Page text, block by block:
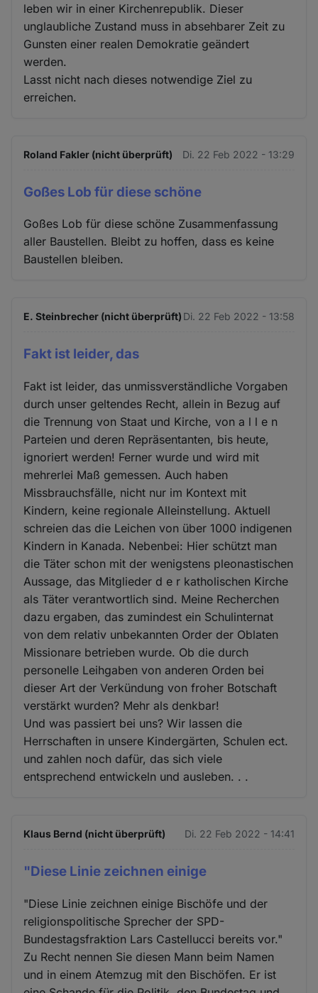
leben wir in einer Kirchenrepublik. Dieser
unglaubliche Zustand muss in absehbarer Zeit zu
Gunsten einer realen Demokratie geändert
werden.
Lasst nicht nach dieses notwendige Ziel zu
erreichen.
Roland Fakler (nicht überprüft) Di. 22 Feb 2022 - 13:29
Goßes Lob für diese schöne
Goßes Lob für diese schöne Zusammenfassung
aller Baustellen. Bleibt zu hoffen, dass es keine
Baustellen bleiben.
E. Steinbrecher (nicht überprüft) Di. 22 Feb 2022 - 13:58
Fakt ist leider, das
Fakt ist leider, das unmissverständliche Vorgaben
durch unser geltendes Recht, allein in Bezug auf
die Trennung von Staat und Kirche, von a l l e n
Parteien und deren Repräsentanten, bis heute,
ignoriert werden! Ferner wurde und wird mit
mehrerlei Maß gemessen. Auch haben
Missbrauchsfälle, nicht nur im Kontext mit
Kindern, keine regionale Alleinstellung. Aktuell
schreien das die Leichen von über 1000 indigenen
Kindern in Kanada. Nebenbei: Hier schützt man
die Täter schon mit der wenigstens pleonastischen
Aussage, das Mitglieder d e r katholischen Kirche
als Täter verantwortlich sind. Meine Recherchen
dazu ergaben, das zumindest ein Schulinternat
von dem relativ unbekannten Order der Oblaten
Missionare betrieben wurde. Ob die durch
personelle Leihgaben von anderen Orden bei
dieser Art der Verkündung von froher Botschaft
verstärkt wurden? Mehr als denkbar!
Und was passiert bei uns? Wir lassen die
Herrschaften in unsere Kindergärten, Schulen ect.
und zahlen noch dafür, das sich viele
entsprechend entwickeln und ausleben. . .
Klaus Bernd (nicht überprüft) Di. 22 Feb 2022 - 14:41
"Diese Linie zeichnen einige
"Diese Linie zeichnen einige Bischöfe und der
religionspolitische Sprecher der SPD-
Bundestagsfraktion Lars Castellucci bereits vor."
Zu Recht nennen Sie diesen Mann beim Namen
und in einem Atemzug mit den Bischöfen. Er ist